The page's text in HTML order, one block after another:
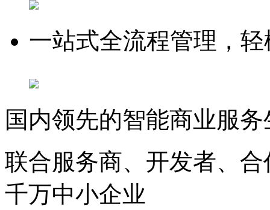
一站式全流程管理，
国内领先的智能商业服
联合服务商、开发者、
千万中小企业